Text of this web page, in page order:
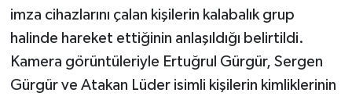
imza cihazlarını çalan kişilerin kalabalık grup
halinde hareket ettiğinin anlaşıldığı belirtildi.
Kamera görüntüleriyle Ertuğrul Gürgür, Sergen
Gürgür ve Atakan Lüder isimli kişilerin kimliklerinin